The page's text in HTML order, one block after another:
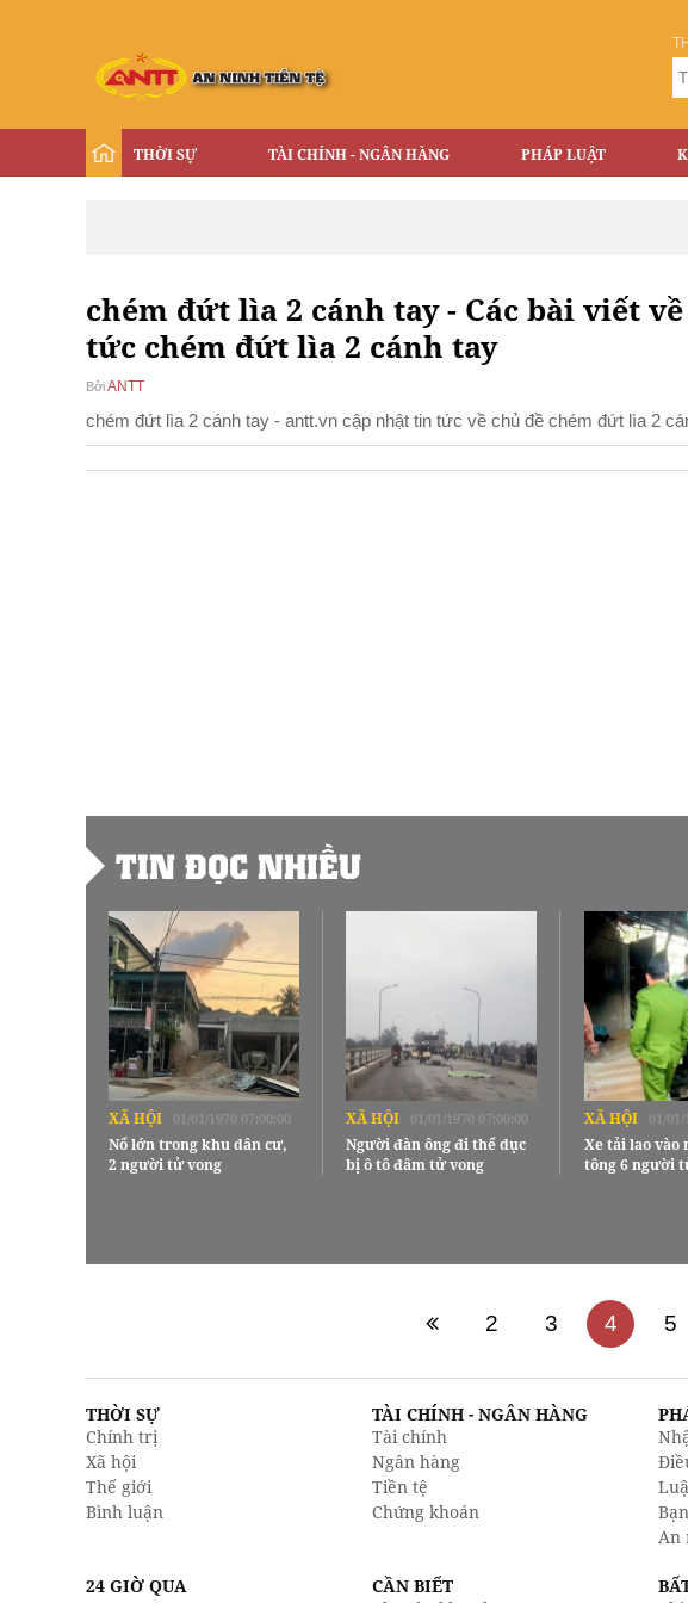
THỜI SỰ TÀI CHÍNH - NGÂN HÀNG PHÁP LUẬT
chém đứt lìa 2 cánh tay - Các bài viết
tức chém đứt lìa 2 cánh tay
BởiANTT
chém đứt lìa 2 cánh tay - antt.vn cập nhật tin tức về chủ đề chém đứt lìa 2
TIN ĐỌC NHIỀU
XÃ HỘI 01/01/1970 07:00:00
Nổ lớn trong khu dân cư,
2 người tử vong
XÃ HỘI 01/01/1970 07:00:00
Người đàn ông đi thể dục
bị ô tô đâm tử vong
XÃ HỘI 01/
Xe tải lao vào
tông 6 người
2 3 4 5
THỜI SỰ
Chính trị
Xã hội
Thế giới
Bình luận
TÀI CHÍNH - NGÂN HÀNG
Tài chính
Ngân hàng
Tiền tệ
Chứng khoán
An
24 GIỜ QUA
CẦN BIẾT